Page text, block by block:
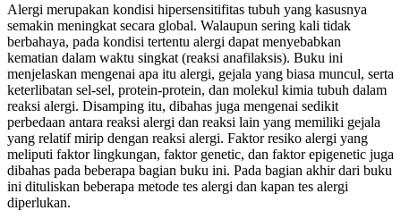
Alergi merupakan kondisi hipersensitifitas tubuh yang kasusnya
semakin meningkat secara global. Walaupun sering kali tidak
berbahaya, pada kondisi tertentu alergi dapat menyebabkan
kematian dalam waktu singkat (reaksi anafilaksis). Buku ini
menjelaskan mengenai apa itu alergi, gejala yang biasa muncul, serta
keterlibatan sel-sel, protein-protein, dan molekul kimia tubuh dalam
reaksi alergi. Disamping itu, dibahas juga mengenai sedikit
perbedaan antara reaksi alergi dan reaksi lain yang memiliki gejala
yang relatif mirip dengan reaksi alergi. Faktor resiko alergi yang
meliputi faktor lingkungan, faktor genetic, dan faktor epigenetic juga
dibahas pada beberapa bagian buku ini. Pada bagian akhir dari buku
ini dituliskan beberapa metode tes alergi dan kapan tes alergi
diperlukan.